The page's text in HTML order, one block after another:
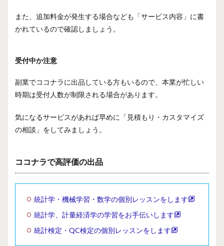
また、追加料金が発生する場合なども「サービス内容」に書
かれているので確認しましょう。
受付中か注意
副業でココナラに出品している方もいるので、本業が忙しい
時期は受付人数が制限される場合があります。
気になるサービスがあれば早めに「見積もり・カスタマイズ
の相談」をしてみましょう。
ココナラで高評価の出品
統計学・機械学習・数学の個別レッスンをします
統計学、計量経済学の学習をお手伝いします
統計検定・QC検定の個別レッスンをします